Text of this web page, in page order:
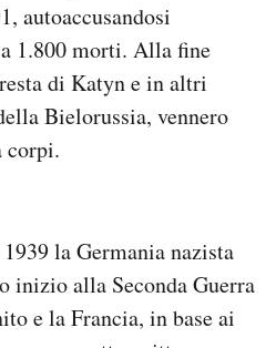
autoaccusandosi
1.800 morti. Alla fine
di Katyn e in altri
Bielorussia, vennero
corpi.
la Germania nazista
inizio alla Seconda Guerra
e la Francia, in base ai